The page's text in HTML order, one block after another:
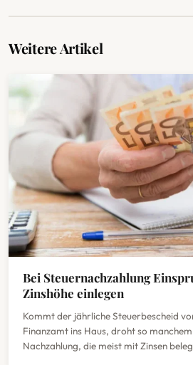
Weitere Artikel
Bei Steuernachzahlung
Zinshöhe einlegen
Kommt der jährliche Steuerbescheid
Finanzamt ins Haus, droht so
Nachzahlung, die meist mit Zinsen